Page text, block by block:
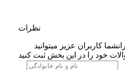
نظرات
شما کاربران عزیز میتوانید
خود را در این بخش ثبت کنید